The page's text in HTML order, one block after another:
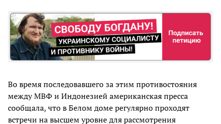
Во время последовавшего за этим противостояния
между МВФ и Индонезией американская пресса
сообщала, что в Белом доме регулярно проходят
встречи на высшем уровне для рассмотрения